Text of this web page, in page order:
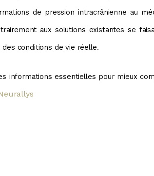
de pression intracrânienne au
aux solutions existantes se
conditions de vie réelle.
informations essentielles pour mieux